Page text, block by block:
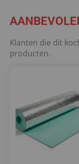
Klanten die dit
producten.